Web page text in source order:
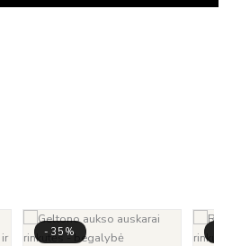
-35%